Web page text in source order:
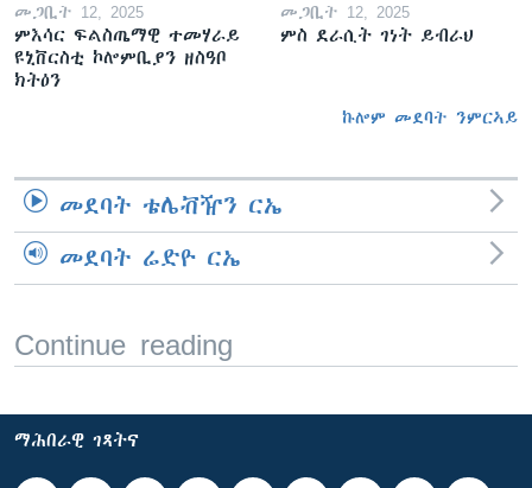
መጋቢት 12, 2025
ምእሳር ፍልስጤማዊ ተመሃራይ
ዩኒቨርስቲ ኮሎምቢያን ዘስዓቦ
ክትዕን
መጋቢት 12, 2025
ምስ ደራሲት ገነት ይብራህ
ኩሎም መደባት ንምርኣይ
መደባት ቴሌቭዥን ርኤ
መደባት ሬድዮ ርኤ
Continue reading
ማሕበራዊ ገጻትና